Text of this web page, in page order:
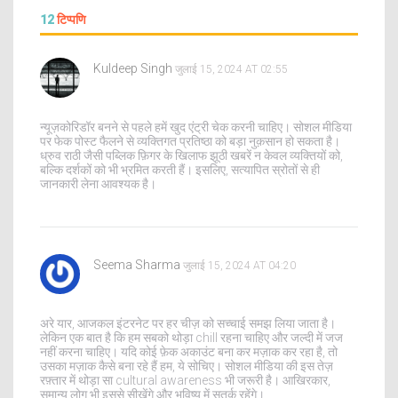
12टिप्पणि
Kuldeep Singh जुलाई 15, 2024 AT 02:55
न्यूज़कोरिडॉर बनने से पहले हमें खुद एंट्री चेक करनी चाहिए। सोशल मीडिया
पर फेक पोस्ट फैलने से व्यक्तिगत प्रतिष्ठा को बड़ा नुक़सान हो सकता है।
ध्रुव राठी जैसी पब्लिक फ़िगर के खिलाफ झूठी खबरें न केवल व्यक्तियों को,
बल्कि दर्शकों को भी भ्रमित करती हैं। इसलिए, सत्यापित स्रोतों से ही
जानकारी लेना आवश्यक है।
Seema Sharma जुलाई 15, 2024 AT 04:20
अरे यार, आजकल इंटरनेट पर हर चीज़ को सच्चाई समझ लिया जाता है।
लेकिन एक बात है कि हम सबको थोड़ा chill रहना चाहिए और जल्दी में जज
नहीं करना चाहिए। यदि कोई फ़ेक अकाउंट बना कर मज़ाक कर रहा है, तो
उसका मज़ाक कैसे बना रहे हैं हम, ये सोचिए। सोशल मीडिया की इस तेज़
रफ़्तार में थोड़ा सा cultural awareness भी जरूरी है। आखिरकार,
समान्य लोग भी इससे सीखेंगे और भविष्य में सतर्क रहेंगे।